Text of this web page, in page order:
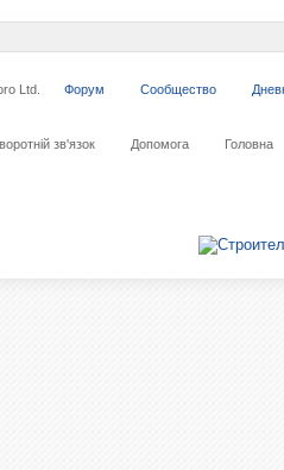
Ltd.
Форум Сообщество
зв'язок Допомога Головна